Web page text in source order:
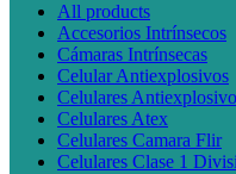
All products
Accesorios Intrínsecos
Cámaras Intrínsecas
Celular Antiexplosivos
Celulares
Celulares Atex
Celulares Camara Flir
Celulares Clase 1